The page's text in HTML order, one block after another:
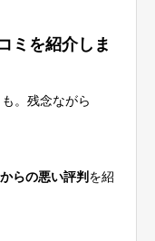
ミを紹介しま
。残念ながら
らの悪い評判 を紹